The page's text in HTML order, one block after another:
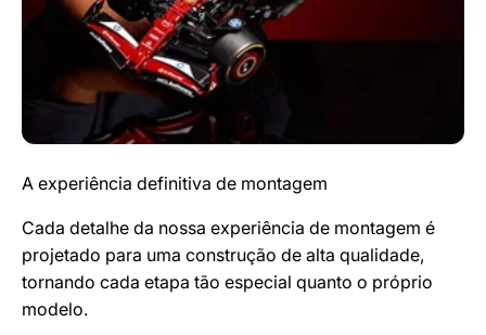
A experiência definitiva de montagem
Cada detalhe da nossa experiência de montagem é
projetado para uma construção de alta qualidade,
tornando cada etapa tão especial quanto o próprio
modelo.